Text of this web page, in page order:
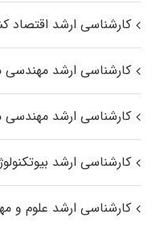
کارشناسی ارشد اقتصاد
کارشناسی ارشد مهندسی
کارشناسی ارشد مهندسی
کارشناسی ارشد
کارشناسی ارشد علوم و